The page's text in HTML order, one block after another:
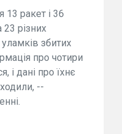
13 ракет і 36
23 різних
збитих
про чотири
і дані про їхнє
--